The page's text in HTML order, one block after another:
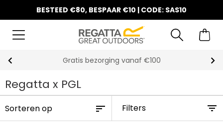
BESTEED €80, BESPAAR €10 | CODE: SAS10
10% korting op uw eerste bestelling
Regatta x PGL
Filters